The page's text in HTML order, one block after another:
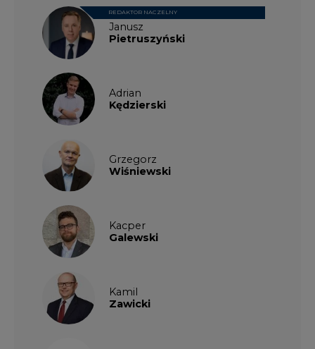
Janusz
Pietruszyński
REDAKTOR NACZELNY
Adrian
Kędzierski
Grzegorz
Wiśniewski
Kacper
Galewski
Kamil
Zawicki